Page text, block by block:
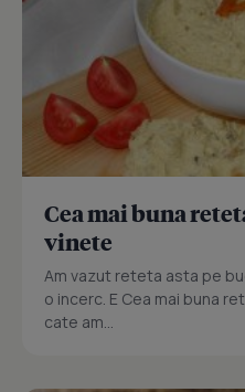
Cea mai buna
vinete
Am vazut reteta asta pe
o incerc. E Cea mai buna
cate am...